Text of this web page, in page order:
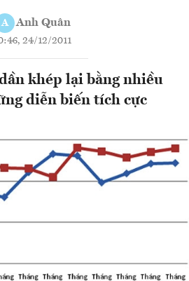
A Anh Quân
24/12/2011
khép lại bằng nhiều
diễn biến tích cực